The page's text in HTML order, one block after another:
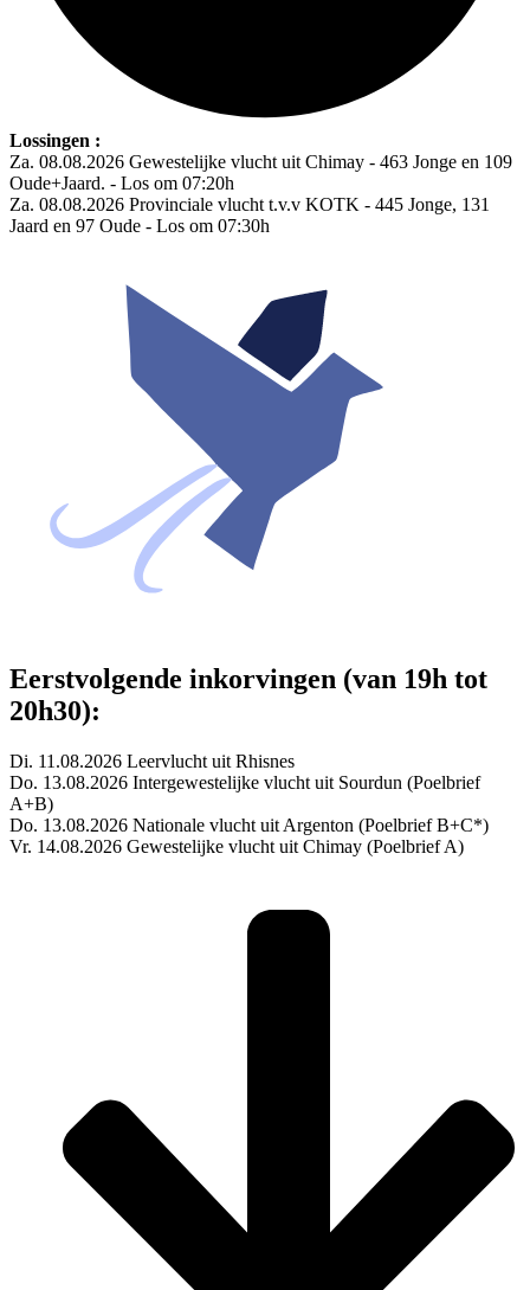
Lossingen :
Za. 08.08.2026 Gewestelijke vlucht uit Chimay - 463 Jonge en 109
Oude+Jaard. - Los om 07:20h
Za. 08.08.2026 Provinciale vlucht t.v.v KOTK - 445 Jonge, 131
Jaard en 97 Oude - Los om 07:30h
Eerstvolgende inkorvingen (van 19h tot
20h30):
Di. 11.08.2026 Leervlucht uit Rhisnes
Do. 13.08.2026 Intergewestelijke vlucht uit Sourdun (Poelbrief
A+B)
Do. 13.08.2026 Nationale vlucht uit Argenton (Poelbrief B+C*)
Vr. 14.08.2026 Gewestelijke vlucht uit Chimay (Poelbrief A)